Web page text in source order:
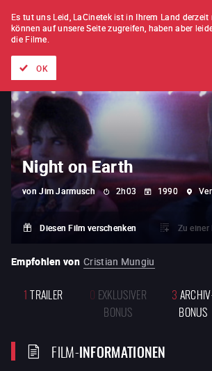
FILM FÜR FILM
Night on Earth
von Jim Jarmusch 2h03 1990
Diesen Film verschenken Zu
Empfohlen von Cristian Mungiu
1 TRAILER 0 EXKLUSIVER
BONUS
3
BONUS
FILM-INFORMATIONEN
Es tut uns Leid, LaCinetek ist in Ihrem Land derzeit
können auf unsere Seite zugreifen, haben aber
die Filme.
OK